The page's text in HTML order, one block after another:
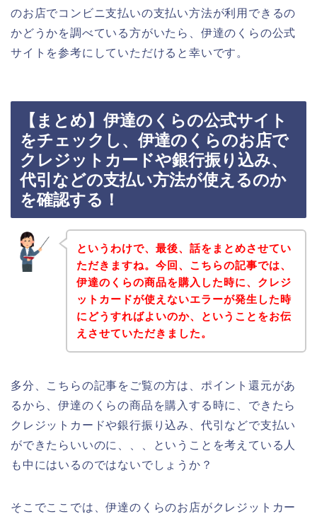
のお店でコンビニ支払いの支払い方法が利用できるの
かどうかを調べている方がいたら、伊達のくらの公式
サイトを参考にしていただけると幸いです。
【まとめ】伊達のくらの公式サイト
をチェックし、伊達のくらのお店で
クレジットカードや銀行振り込み、
代引などの支払い方法が使えるのか
を確認する！
というわけで、最後、話をまとめさせてい
ただきますね。今回、こちらの記事では、
伊達のくらの商品を購入した時に、クレジ
ットカードが使えないエラーが発生した時
にどうすればよいのか、ということをお伝
えさせていただきました。
多分、こちらの記事をご覧の方は、ポイント還元があ
るから、伊達のくらの商品を購入する時に、できたら
クレジットカードや銀行振り込み、代引などで支払い
ができたらいいのに、、、ということを考えている人
も中にはいるのではないでしょうか？
そこでここでは、伊達のくらのお店がクレジットカー